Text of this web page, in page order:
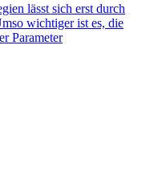
lässt sich erst durch
wichtiger ist es, die
Parameter